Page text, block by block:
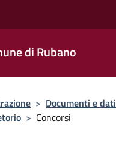
di Rubano
> Documenti e dati
> Concorsi